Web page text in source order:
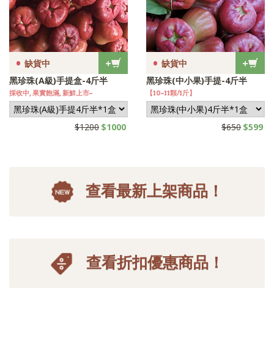
+
• 缺貨中
黑珍珠(A級)手提盒-4斤半
採收中, 果實飽滿, 新鮮上市~
$1200 $1000
+
• 缺貨中
黑珍珠(中小果)手提-4斤半
【10~11顆/1斤】
$650 $599
查看最新上架商品！
查看折扣優惠商品！